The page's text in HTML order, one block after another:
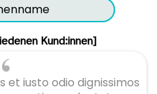
Kund:innen]
et iusto odio dignissimos